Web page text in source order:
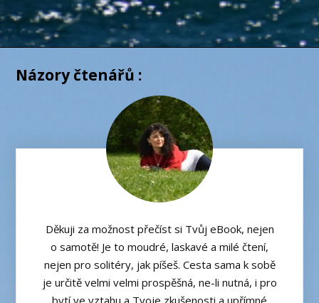
Názory čtenářů :
Děkuji za možnost přečíst si Tvůj eBook, nejen
o samotě! Je to moudré, laskavé a milé čtení,
nejen pro solitéry, jak píšeš. Cesta sama k sobě
je určitě velmi velmi prospěšná, ne-li nutná, i pro